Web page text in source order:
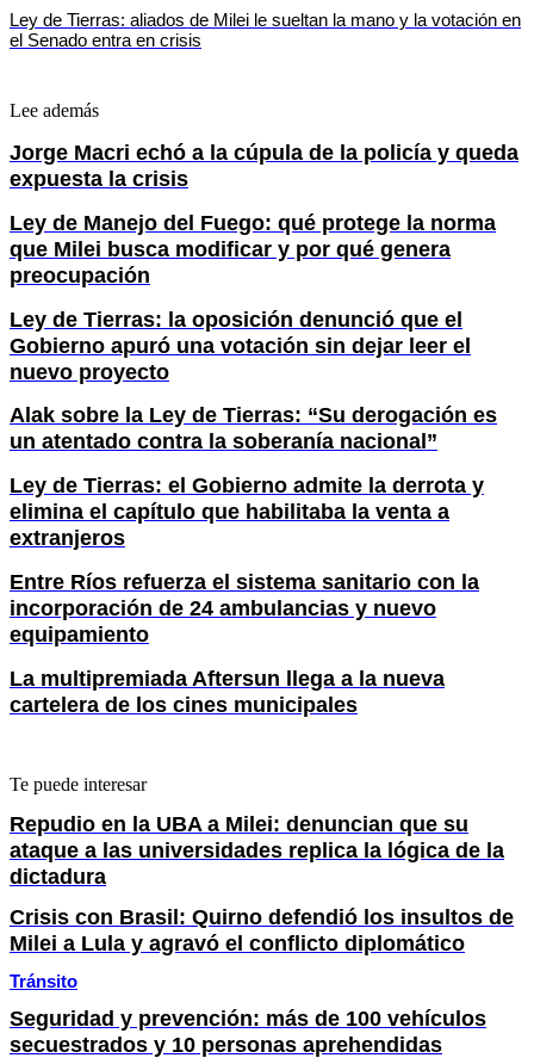
Ley de Tierras: aliados de Milei le sueltan la mano y la votación en
el Senado entra en crisis
Lee además
Jorge Macri echó a la cúpula de la policía y queda
expuesta la crisis
Ley de Manejo del Fuego: qué protege la norma
que Milei busca modificar y por qué genera
preocupación
Ley de Tierras: la oposición denunció que el
Gobierno apuró una votación sin dejar leer el
nuevo proyecto
Alak sobre la Ley de Tierras: “Su derogación es
un atentado contra la soberanía nacional”
Ley de Tierras: el Gobierno admite la derrota y
elimina el capítulo que habilitaba la venta a
extranjeros
Entre Ríos refuerza el sistema sanitario con la
incorporación de 24 ambulancias y nuevo
equipamiento
La multipremiada Aftersun llega a la nueva
cartelera de los cines municipales
Te puede interesar
Repudio en la UBA a Milei: denuncian que su
ataque a las universidades replica la lógica de la
dictadura
Crisis con Brasil: Quirno defendió los insultos de
Milei a Lula y agravó el conflicto diplomático
Tránsito
Seguridad y prevención: más de 100 vehículos
secuestrados y 10 personas aprehendidas